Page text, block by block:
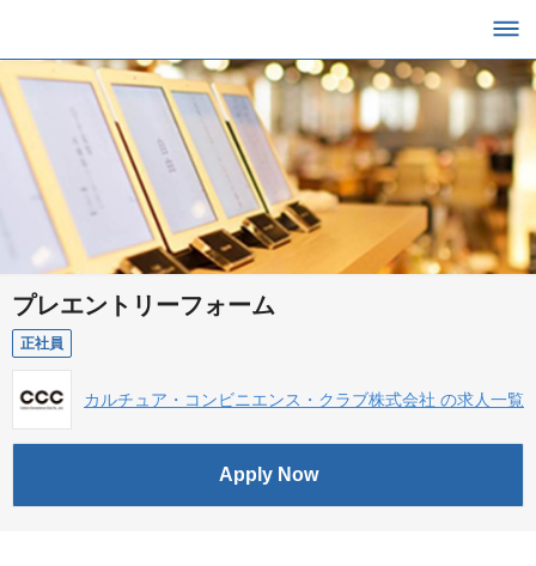
プレエントリーフォーム
正社員
カルチュア・コンビニエンス・クラブ株式会社 の求人一覧
Apply Now